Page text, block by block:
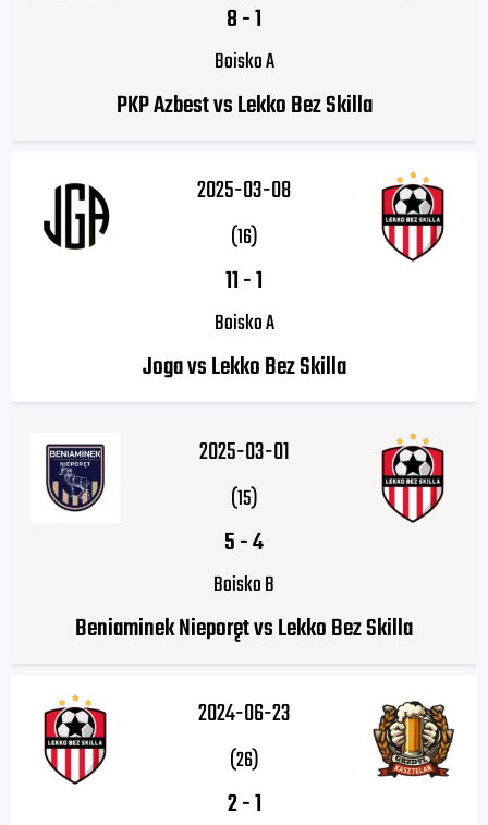
8-1
Boisko A
PKP Azbest vs Lekko Bez Skilla
2025-03-08
(16)
11-1
Boisko A
Joga vs Lekko Bez Skilla
2025-03-01
(15)
5-4
Boisko B
Beniaminek Nieporęt vs Lekko Bez Skilla
2024-06-23
(26)
2-1